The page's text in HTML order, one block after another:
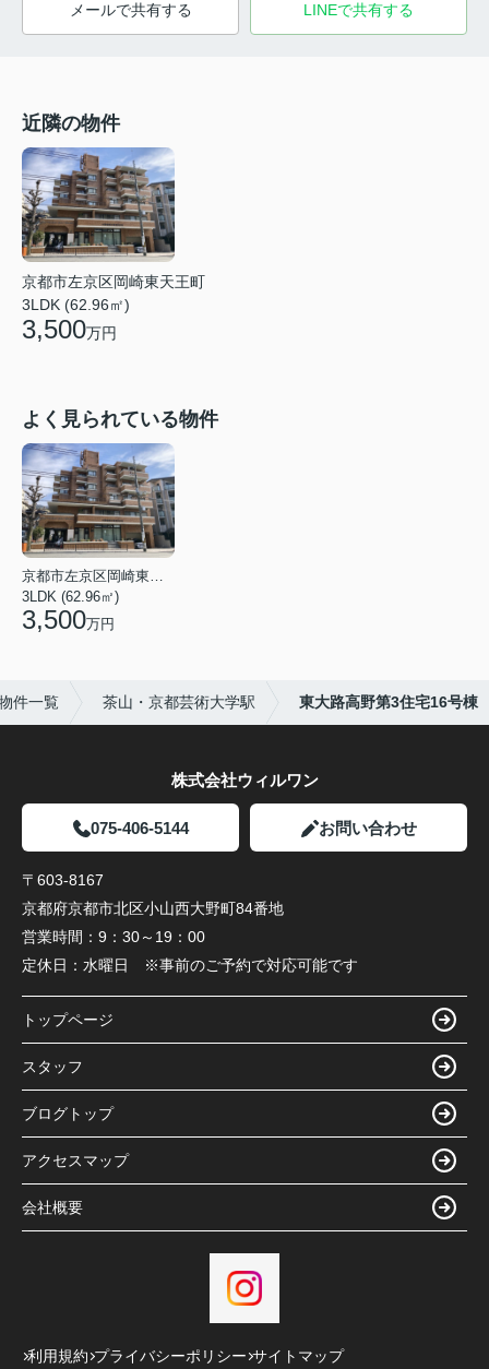
メールで共有する LINEで共有する
近隣の物件
京都市左京区岡崎東天王町
3LDK (62.96㎡)
3,500万円
よく見られている物件
京都市左京区岡崎東天王町
3LDK (62.96㎡)
3,500万円
件一覧 茶山・京都芸術大学駅 東大路高野第3住宅16号棟
株式会社ウィルワン
075-406-5144 お問い合わせ
〒603-8167
京都府京都市北区小山西大野町84番地
営業時間： 9：30～19：00
定休日： 水曜日 ※事前のご予約で対応可能です
トップページ
スタッフ
ブログトップ
アクセスマップ
会社概要
利用規約 プライバシーポリシー サイトマップ